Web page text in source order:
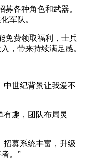
各种角色和武器。
军队。
免费领取福利，士兵
，带来持续满足感。
中世纪背景让我爱不
有趣，团队布局灵
招募系统丰富，升级
。”